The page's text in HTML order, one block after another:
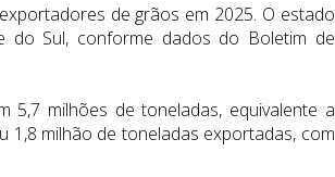
de grãos em 2025. O estado
do Sul, conforme dados do Boletim de
5,7 milhões de toneladas, equivalente a
1,8 milhão de toneladas exportadas, com